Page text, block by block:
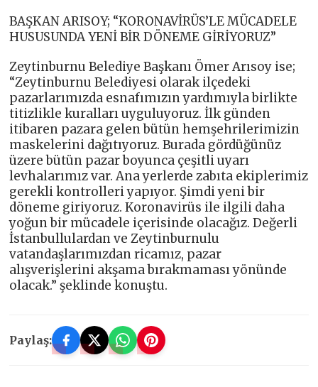
BAŞKAN ARISOY; “KORONAVİRÜS’LE MÜCADELE
HUSUSUNDA YENİ BİR DÖNEME GİRİYORUZ”
Zeytinburnu Belediye Başkanı Ömer Arısoy ise;
“Zeytinburnu Belediyesi olarak ilçedeki
pazarlarımızda esnafımızın yardımıyla birlikte
titizlikle kuralları uyguluyoruz. İlk günden
itibaren pazara gelen bütün hemşehrilerimizin
maskelerini dağıtıyoruz. Burada gördüğünüz
üzere bütün pazar boyunca çeşitli uyarı
levhalarımız var. Ana yerlerde zabıta ekiplerimiz
gerekli kontrolleri yapıyor. Şimdi yeni bir
döneme giriyoruz. Koronavirüs ile ilgili daha
yoğun bir mücadele içerisinde olacağız. Değerli
İstanbullulardan ve Zeytinburnulu
vatandaşlarımızdan ricamız, pazar
alışverişlerini akşama bırakmaması yönünde
olacak.” şeklinde konuştu.
Paylaş: